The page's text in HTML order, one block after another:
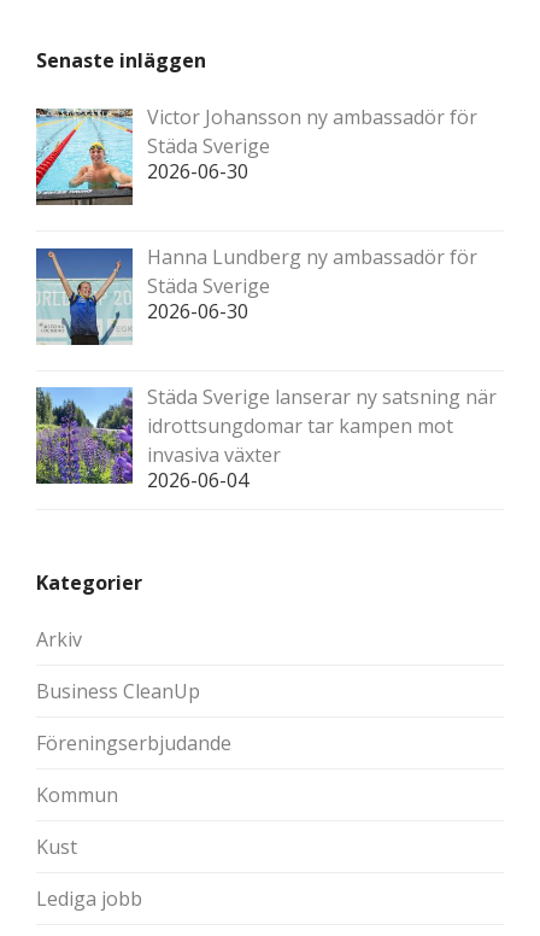
Senaste inläggen
Victor Johansson ny ambassadör för
Städa Sverige
2026-06-30
Hanna Lundberg ny ambassadör för
Städa Sverige
2026-06-30
Städa Sverige lanserar ny satsning när
idrottsungdomar tar kampen mot
invasiva växter
2026-06-04
Kategorier
Arkiv
Business CleanUp
Föreningserbjudande
Kommun
Kust
Lediga jobb